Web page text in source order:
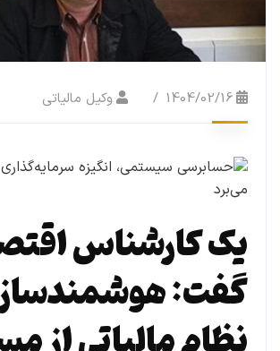
1404/02/16 وکیل مالیاتی
یک کارشناس
گفت: